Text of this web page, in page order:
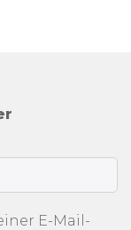
E-Mail-